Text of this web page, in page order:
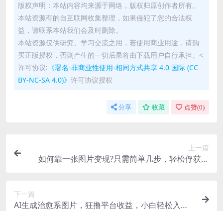
版权声明：本站内容均来源于网络，版权归原创作者所有。
本站资源有的自互联网收集整理，如果侵犯了您的合法权
益，请联系本站我们会及时删除。
本站资源仅供研究、学习交流之用，若使用商业用途，请购
买正版授权，否则产生的一切后果将由下载用户自行承担。<
许可协议: 《署名-非商业性使用-相同方式共享 4.0 国际 (CC
BY-NC-SA 4.0)》 许可协议授权
分享 收藏 点赞(0)
上一篇
如何靠一张图片变现?只需简单几步，轻松俘获流
下一篇
AI生成治愈系图片，狂撸平台收益，小白轻松入手1